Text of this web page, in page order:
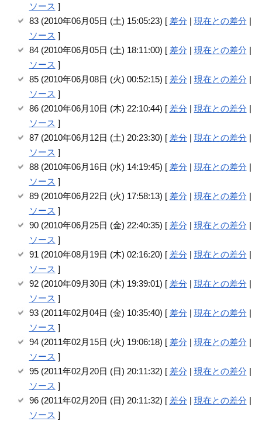
ソース ]
83 (2010年06月05日 (土) 15:05:23) [ 差分| 現在との差分|
ソース ]
84 (2010年06月05日 (土) 18:11:00) [ 差分| 現在との差分|
ソース ]
85 (2010年06月08日 (火) 00:52:15) [ 差分| 現在との差分|
ソース ]
86 (2010年06月10日 (木) 22:10:44) [ 差分| 現在との差分|
ソース ]
87 (2010年06月12日 (土) 20:23:30) [ 差分| 現在との差分|
ソース ]
88 (2010年06月16日 (水) 14:19:45) [ 差分| 現在との差分|
ソース ]
89 (2010年06月22日 (火) 17:58:13) [ 差分| 現在との差分|
ソース ]
90 (2010年06月25日 (金) 22:40:35) [ 差分| 現在との差分|
ソース ]
91 (2010年08月19日 (木) 02:16:20) [ 差分| 現在との差分|
ソース ]
92 (2010年09月30日 (木) 19:39:01) [ 差分| 現在との差分|
ソース ]
93 (2011年02月04日 (金) 10:35:40) [ 差分| 現在との差分|
ソース ]
94 (2011年02月15日 (火) 19:06:18) [ 差分| 現在との差分|
ソース ]
95 (2011年02月20日 (日) 20:11:32) [ 差分| 現在との差分|
ソース ]
96 (2011年02月20日 (日) 20:11:32) [ 差分| 現在との差分|
ソース ]